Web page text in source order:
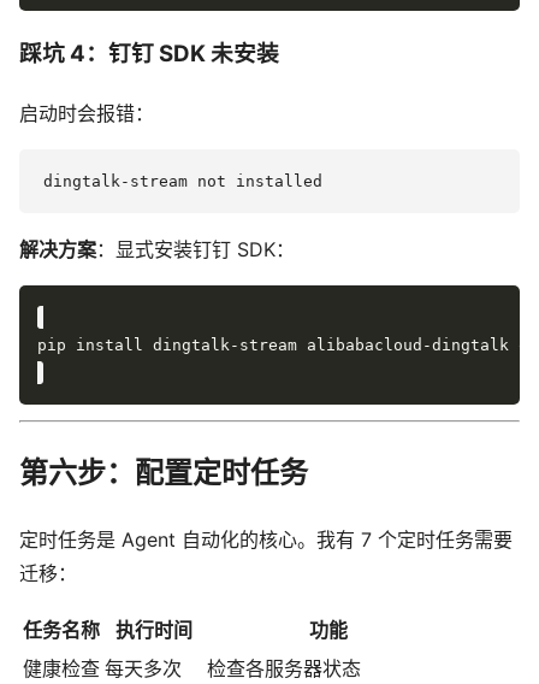
踩坑 4：钉钉 SDK 未安装
启动时会报错：
解决方案：显式安装钉钉 SDK：
第六步：配置定时任务
定时任务是 Agent 自动化的核心。我有 7 个定时任务需要
迁移：
任务名称 执行时间
功能
健康检查 每天多次 检查各服务器状态